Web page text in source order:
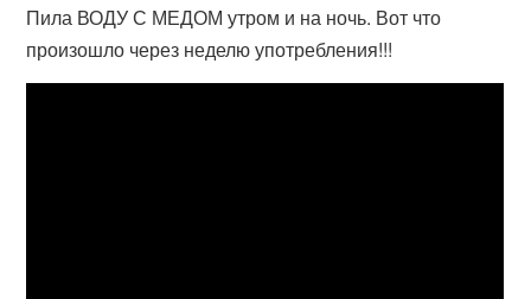
Пила ВОДУ С МЕДОМ утром и на ночь. Вот что
произошло через неделю употребления!!!